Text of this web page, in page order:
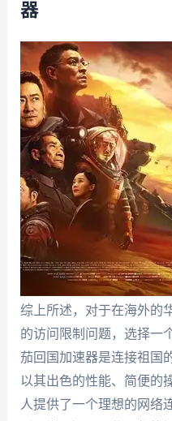
器
综上所述，对于在海外的
的访问限制问题，选择一
茄回国加速器是连接祖国
以其出色的性能、简便的
人提供了一个理想的网络